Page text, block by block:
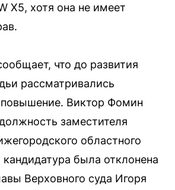
X5, хотя она не имеет
что до развития
рассматривались
повышение. Виктор Фомин
заместителя
областного
кандидатура была отклонена
Верховного суда Игоря